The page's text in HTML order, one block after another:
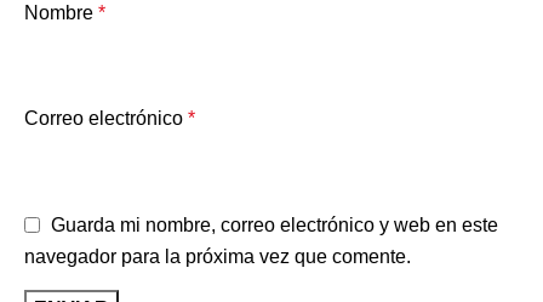
Nombre *
Correo electrónico *
Guarda mi nombre, correo electrónico y web en este
navegador para la próxima vez que comente.